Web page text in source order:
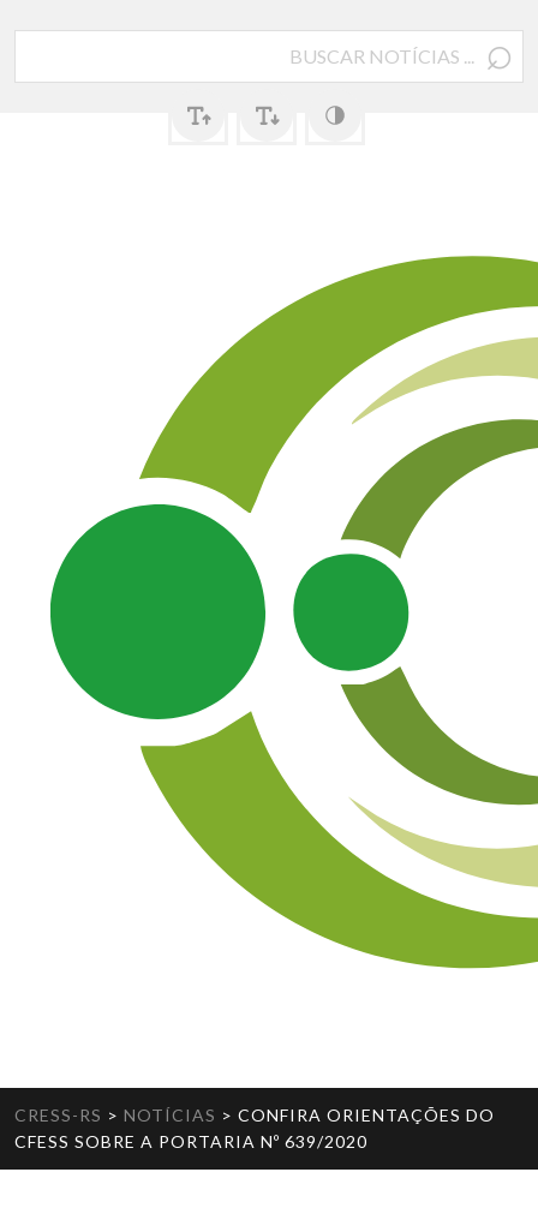
⌕
CRESS-RS > NOTÍCIAS > CONFIRA ORIENTAÇÕES DO
CFESS SOBRE A PORTARIA Nº 639/2020